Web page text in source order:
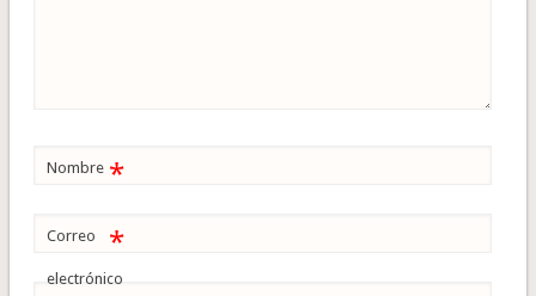
Nombre *
Correo
electrónico
*